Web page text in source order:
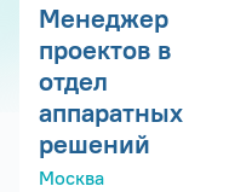
Менеджер
проектов в
отдел
аппаратных
решений
Москва